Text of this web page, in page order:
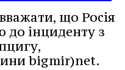
що Росія
інциденту з
bigmir)net.